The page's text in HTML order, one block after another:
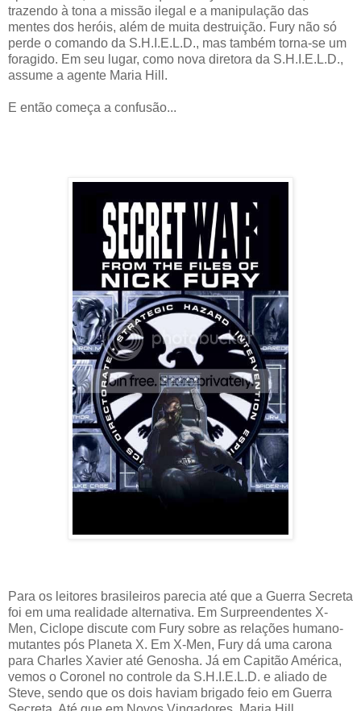
trazendo à tona a missão ilegal e a manipulação das
mentes dos heróis, além de muita destruição. Fury não só
perde o comando da S.H.I.E.L.D., mas também torna-se um
foragido. Em seu lugar, como nova diretora da S.H.I.E.L.D.,
assume a agente Maria Hill.
E então começa a confusão...
Para os leitores brasileiros parecia até que a Guerra Secreta
foi em uma realidade alternativa. Em Surpreendentes X-
Men, Ciclope discute com Fury sobre as relações humano-
mutantes pós Planeta X. Em X-Men, Fury dá uma carona
para Charles Xavier até Genosha. Já em Capitão América,
vemos o Coronel no controle da S.H.I.E.L.D. e aliado de
Steve, sendo que os dois haviam brigado feio em Guerra